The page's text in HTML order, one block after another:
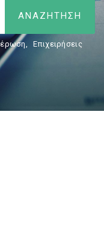
, Επιχειρήσεις